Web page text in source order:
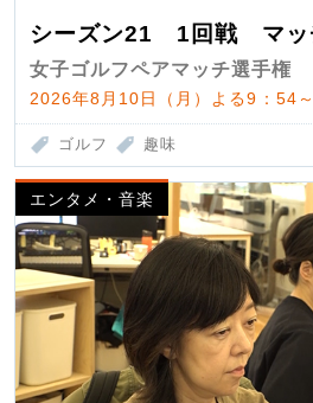
シーズン21 1回戦 マッ
女子ゴルフペアマッチ選手権
2026年8月10日（月）よる9：54
ゴルフ 趣味
エンタメ・音楽